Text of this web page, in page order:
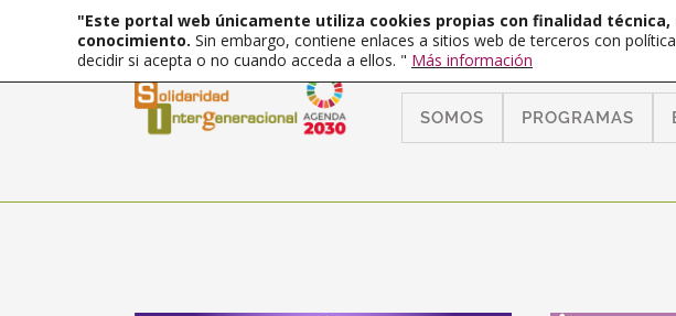
SOMOS PROGRAMAS
"Este portal web únicamente utiliza cookies propias con finalidad
conocimiento. Sin embargo, contiene enlaces a sitios web de terceros con
decidir si acepta o no cuando acceda a ellos. " Más información